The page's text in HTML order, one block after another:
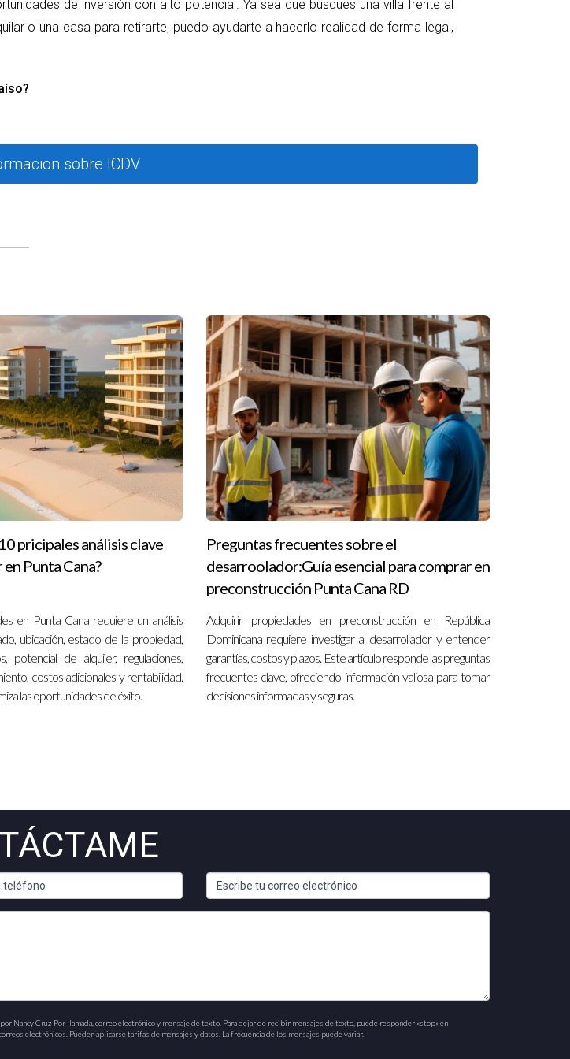
con buena reputación proporcionará confianza en tu inversión.
Indice de costo directo de la construcción de vivienda (ICDV) y
adicionales por personalización y los gastos de cierre, que pueden variar según el
revisar el contrato y asegurarse de que todos los términos sean justos y claros.
así como las regulaciones sobre el financiamiento y las garantías.
ser posible, pero generalmente implica ciertas restricciones según el contrato firmado,
consultar con un abogado o agente inmobiliario para comprender las
de inversión con alto potencial. Ya sea que busques una villa frente al
o una casa para retirarte, puedo ayudarte a hacerlo realidad de forma legal,
sobre ICDV
pricipales análisis clave
Punta Cana?
en Punta Cana requiere un análisis
ubicación, estado de la propiedad,
potencial de alquiler, regulaciones,
costos adicionales y rentabilidad.
las oportunidades de éxito.
Preguntas frecuentes sobre el
desarroolador:Guía esencial para comprar en
preconstrucción Punta Cana RD
Adquirir propiedades en preconstrucción en República
Dominicana requiere investigar al desarrollador y entender
garantías, costos y plazos. Este artículo responde las preguntas
frecuentes clave, ofreciendo información valiosa para tomar
decisiones informadas y seguras.
Nancy Cruz Por llamada, correo electrónico y mensaje de texto. Para dejar de recibir mensajes de texto, puede responder «stop» en
electrónicos. Pueden aplicarse tarifas de mensajes y datos. La frecuencia de los mensajes puede variar.